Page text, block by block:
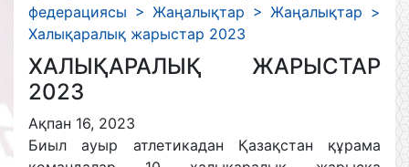
федерациясы >Жаңалықтар >Жаңалықтар >
Халықаралық жарыстар 2023
ХАЛЫҚАРАЛЫҚ ЖАРЫСТАР
2023
Ақпан 16, 2023
Биыл ауыр атлетикадан Қазақстан құрама